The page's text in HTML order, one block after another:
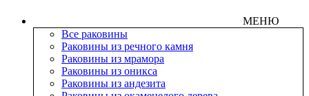
МЕНЮ
Все раковины
Раковины из речного камня
Раковины из мрамора
Раковины из оникса
Раковины из андезита